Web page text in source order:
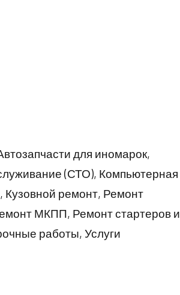
для иномарок,
(СТО), Компьютерная
Кузовной ремонт, Ремонт
МКПП, Ремонт стартеров и
работы, Услуги